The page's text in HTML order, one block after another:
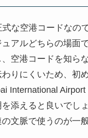
式な空港コードなの
アルどちらの場面
、空港コードを知ら
りにくいため、初
International Airport
添えると良いでし
文脈で使うのが一